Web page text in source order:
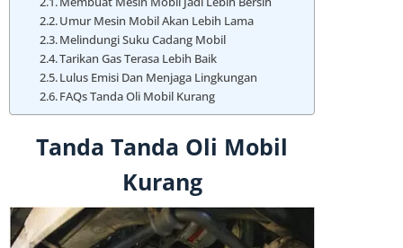
Umur Mesin Mobil Akan Lebih Lama
Melindungi Suku Cadang Mobil
Tarikan Gas Terasa Lebih Baik
Lulus Emisi Dan Menjaga Lingkungan
FAQs Tanda Oli Mobil Kurang
Tanda Tanda Oli Mobil
Kurang